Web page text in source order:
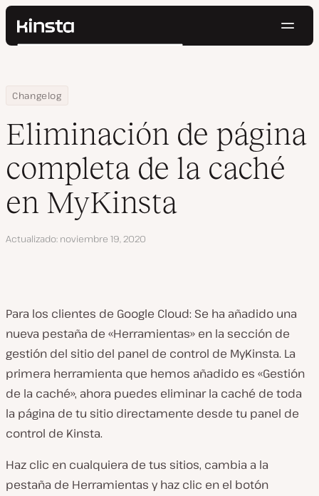
Kinsta®
Precios
Contacto
Buscar
Home
Changelog
Eliminación de página completa de la caché en MyKinsta
Eliminación de página
completa de la caché
en MyKinsta
Actualizado noviembre 19, 2020
Para los clientes de Google Cloud: Se ha añadido una
nueva pestaña de «Herramientas» en la sección de
gestión del sitio del panel de control de MyKinsta. La
primera herramienta que hemos añadido es «Gestión
de la caché», ahora puedes eliminar la caché de toda
la página de tu sitio directamente desde tu panel de
control de Kinsta.
Haz clic en cualquiera de tus sitios, cambia a la
pestaña de Herramientas y haz clic en el botón